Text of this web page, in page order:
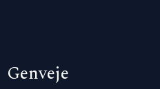
Genveje